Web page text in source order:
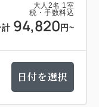
大人 2名 1 室
税・手数料込
94,820 円~
日付を選択